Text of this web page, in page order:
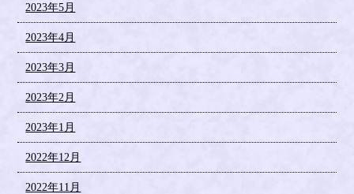
2023年5月
2023年4月
2023年3月
2023年2月
2023年1月
2022年12月
2022年11月